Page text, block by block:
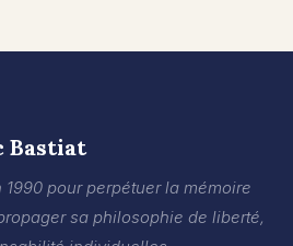
Bastiat
pour perpétuer la mémoire
sa philosophie de liberté,